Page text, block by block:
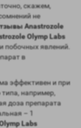
скажем,
не
Anastrozole
Olymp Labs
побочных явлений.
в
эффективен и при
например,
доза препарата
– 1
Labs